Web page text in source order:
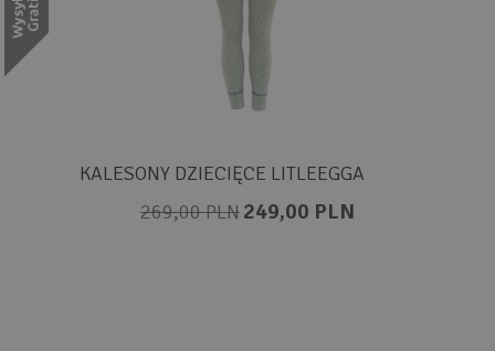
KALESONY DZIECIĘCE LITLEEGGA
269,00 PLN249,00 PLN